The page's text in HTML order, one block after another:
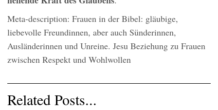
Meta-description: Frauen in der Bibel: gläubige,
liebevolle Freundinnen, aber auch Sünderinnen,
Ausländerinnen und Unreine. Jesu Beziehung zu Frauen
zwischen Respekt und Wohlwollen
Related Posts...